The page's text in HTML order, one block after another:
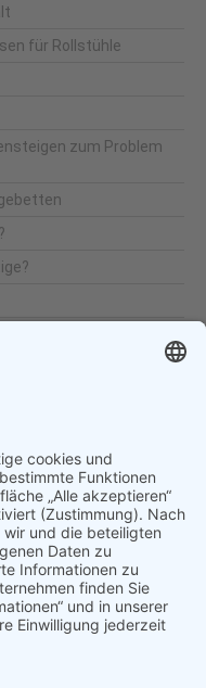
für Rollstühle
zum Problem
Alltagshilfen
Besteck
Bettenmachen
Dusche & WC Fixierbrett